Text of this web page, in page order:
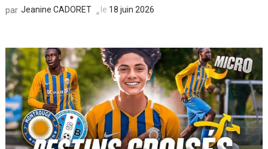
par Jeanine CADORET le 18 juin 2026